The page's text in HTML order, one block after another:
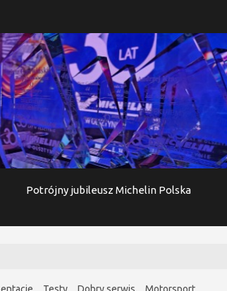
Potrójny jubileusz Michelin Polska